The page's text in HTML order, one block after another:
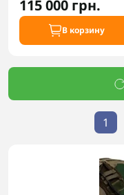
115 000 грн.
В корзину
1